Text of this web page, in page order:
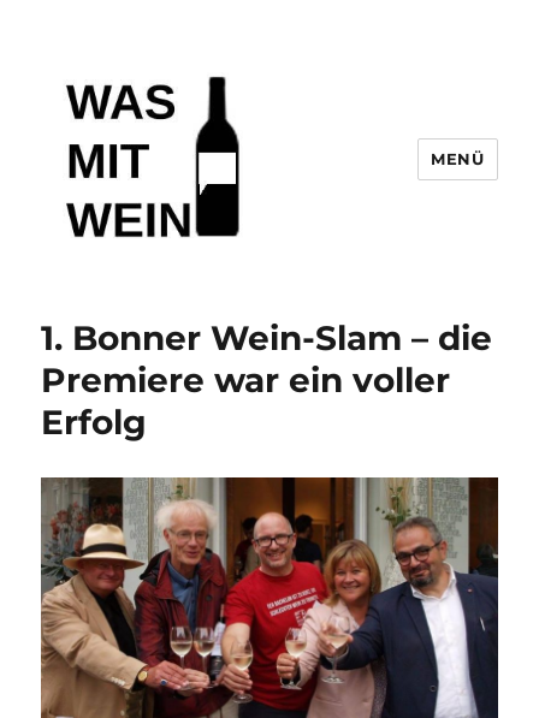
MENÜ
1. Bonner Wein-Slam – die
Premiere war ein voller
Erfolg